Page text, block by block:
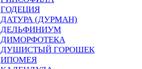
ГОДЕЦИЯ
ДАТУРА (ДУРМАН)
ДЕЛЬФИНИУМ
ДИМОРФОТЕКА
ДУШИСТЫЙ ГОРОШЕК
ИПОМЕЯ